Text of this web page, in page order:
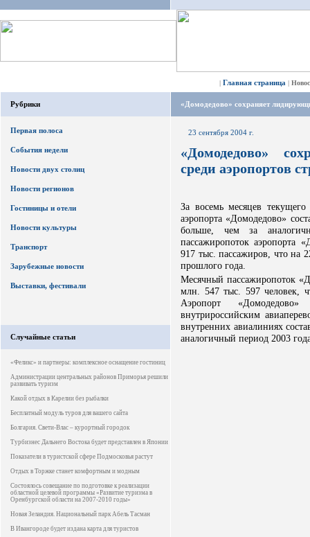
| Главная страница |
Рубрики
Первая полоса
События недели
Новости двух столиц
Новости регионов
Гостиницы и отели
Новости культуры
Транспорт
Зарубежные новости
Выставки, фестивали
Случайные статьи
«Феликс» и партнеры: комплексное оснащение гостиниц
Администрации центральных районов Приморья решили
развивать туризм
Какой отдых в Карелии без рыбалки
Бесплатный модуль туров для вашего сайта
Болгария. Свети-Влас – курортный городок
Турбизнес Дальнего Востока будет представлен в Японии
Показатели в туристской сфере Подмосковья растут
Отдых в Торжке станет комфортным и модным
Состоялось совещание по подготовке к реализации
областной целевой программы «Развитие туризма в
Оренбургской области на 2007-2010 годы»
Новая Зеландия. Национальный парк Абель Тасман
В Ивангороде будет издана карта для туристов
«Домодедово» сохраняет
23 сентября 2004 г.
«Домодедово»
среди аэропортов
За восемь месяцев
аэропорта «Домодедово»
больше, чем за
пассажиропоток аэропорта
917 тыс. пассажиров, что на
прошлого года.
Месячный пассажиропоток
млн. 547 тыс. 597 человек,
Аэропорт
внутрироссийским
внутренних авиалиниях
аналогичный период 2003